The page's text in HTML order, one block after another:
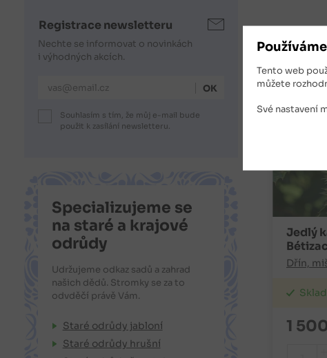
Tento web
můžete
Své nastavení
Jedlý
Bétizac
Dřín,
1 500
Registrace newsletteru
Nechte se informovat o novinkách
i výhodných akcích.
E-mailová adresa
Souhlasím s tím, že můj e-mail bude
použit k zasílání newsletteru.
Specializujeme se
na staré a krajové
odrůdy
Udržujeme odkaz sadů a zahrad
našich dědů. Stromky se za to
odvděčí právě Vám.
Staré odrůdy jabloní
Staré odrůdy hrušní